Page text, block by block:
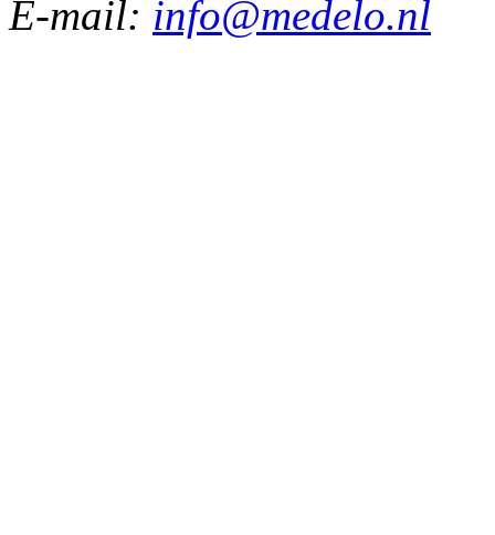
E-mail: info@medelo.nl